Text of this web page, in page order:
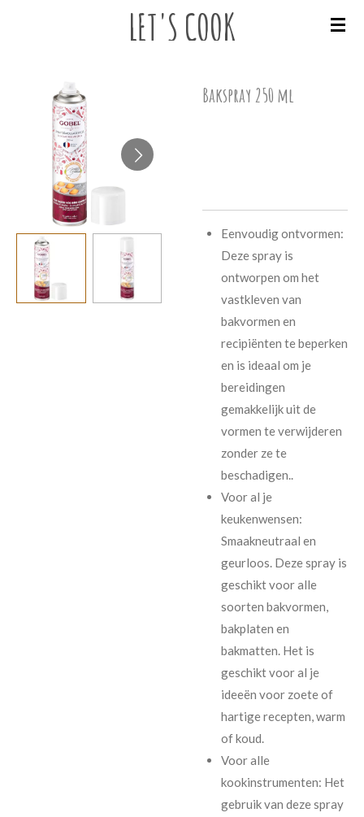
hoofdinhoud
LET'S COOK
Bakspray 250 ml
Eenvoudig ontvormen:
Deze spray is
ontworpen om het
vastkleven van
bakvormen en
recipiënten te beperken
en is ideaal om je
bereidingen
gemakkelijk uit de
vormen te verwijderen
zonder ze te
beschadigen..
Voor al je
keukenwensen:
Smaakneutraal en
geurloos. Deze spray is
geschikt voor alle
soorten bakvormen,
bakplaten en
bakmatten. Het is
geschikt voor al je
ideeën voor zoete of
hartige recepten, warm
of koud.
Voor alle
kookinstrumenten: Het
gebruik van deze spray